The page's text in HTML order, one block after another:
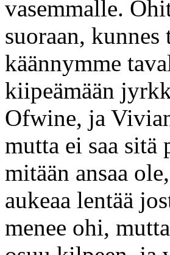
vasemmalle.
suoraan,
käännymme
kiipeämään
Ofwine, ja
mutta ei saa
mitään ansaa
aukeaa lentää
menee ohi,